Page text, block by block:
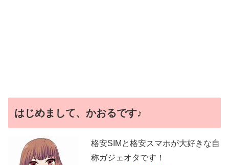
はじめまして、かおるです♪
格安SIMと格安スマホが大好きな自
称ガジェオタです！